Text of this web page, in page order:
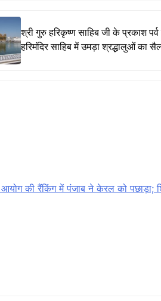
श्री गुरु हरिकृष्ण साहिब जी के प्रकाश पर्व
हरिमंदिर साहिब में उमड़ा श्रद्धालुओं का